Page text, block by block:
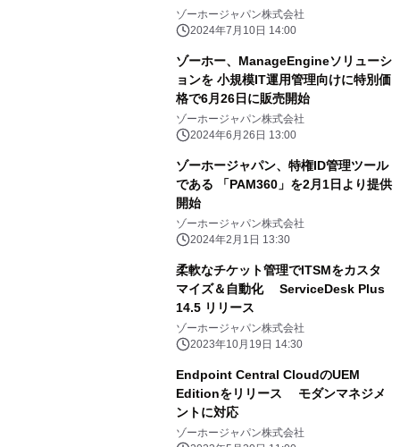
ゾーホージャパン株式会社
2024年7月10日 14:00
ゾーホー、ManageEngineソリューシ
ョンを 小規模IT運用管理向けに特別価
格で6月26日に販売開始
ゾーホージャパン株式会社
2024年6月26日 13:00
ゾーホージャパン、特権ID管理ツール
である 「PAM360」を2月1日より提供
開始
ゾーホージャパン株式会社
2024年2月1日 13:30
柔軟なチケット管理でITSMをカスタ
マイズ＆自動化 ServiceDesk Plus
14.5 リリース
ゾーホージャパン株式会社
2023年10月19日 14:30
Endpoint Central CloudのUEM
Editionをリリース モダンマネジメ
ントに対応
ゾーホージャパン株式会社